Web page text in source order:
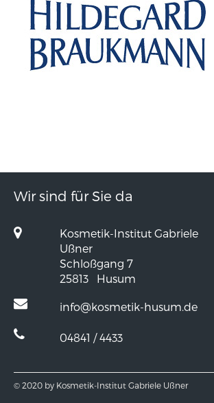
Wir sind für Sie da
Kosmetik-Institut Gabriele
Ußner
Schloßgang 7
25813
Husum
info@kosmetik-husum.de
04841 / 4433
© 2020 by Kosmetik-Institut Gabriele Ußner